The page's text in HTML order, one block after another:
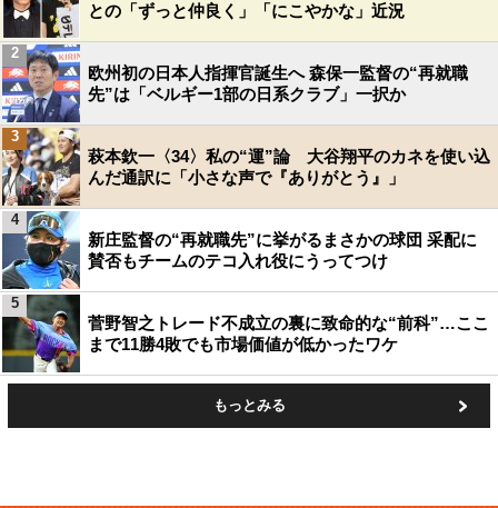
との「ずっと仲良く」「にこやかな」近況
欧州初の日本人指揮官誕生へ 森保一監督の“再就職
先”は「ベルギー1部の日系クラブ」一択か
2
萩本欽一〈34〉私の“運”論 大谷翔平のカネを使い込
んだ通訳に「小さな声で『ありがとう』」
3
新庄監督の“再就職先”に挙がるまさかの球団 采配に
賛否もチームのテコ入れ役にうってつけ
4
菅野智之トレード不成立の裏に致命的な“前科”…ここ
まで11勝4敗でも市場価値が低かったワケ
5
もっとみる